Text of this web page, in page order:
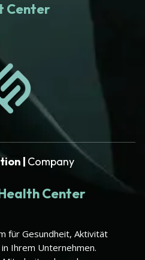
Center
| Company
Center
für Gesundheit, Aktivität
Ihrem Unternehmen.